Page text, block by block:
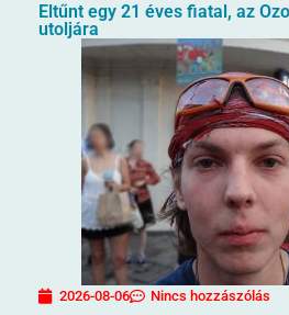
Eltűnt egy 21 éves fiatal, az
utoljára
2026-08-06 Nincs hozzászólás